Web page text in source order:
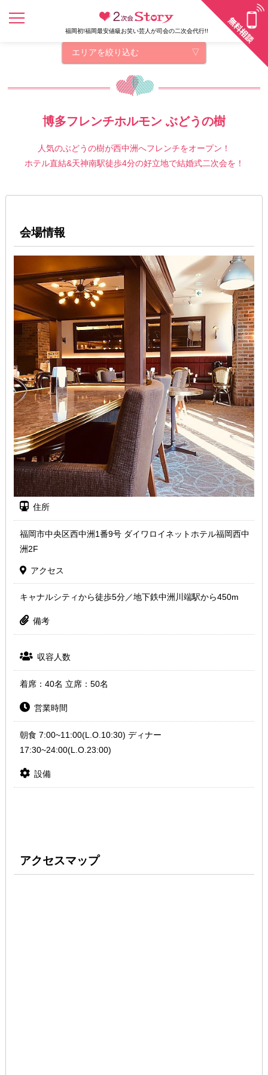
福岡初!福岡最安値級お笑い芸人が司会の二次会代行!!
エリアを絞り込む
博多フレンチホルモン ぶどうの樹
人気のぶどうの樹が西中洲へフレンチをオープン！
ホテル直結&天神南駅徒歩4分の好立地で結婚式二次会を！
会場情報
住所
福岡市中央区西中洲1番9号 ダイワロイネットホテル福岡西中
洲2F
アクセス
キャナルシティから徒歩5分／地下鉄中洲川端駅から450m
備考
収容人数
着席：40名 立席：50名
営業時間
朝食 7:00~11:00(L.O.10:30) ディナー
17:30~24:00(L.O.23:00)
設備
アクセスマップ